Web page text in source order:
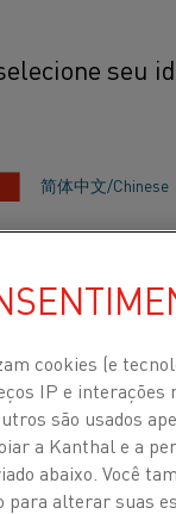
seu
简体中文/Chinese
NÓS CENTRO
cookies (e
IP e
são usados
a Kanthal e a
abaixo. Você
alterar suas